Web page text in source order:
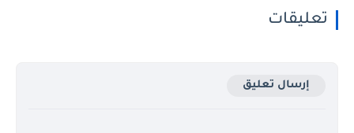
تعليقات
إرسال تعليق